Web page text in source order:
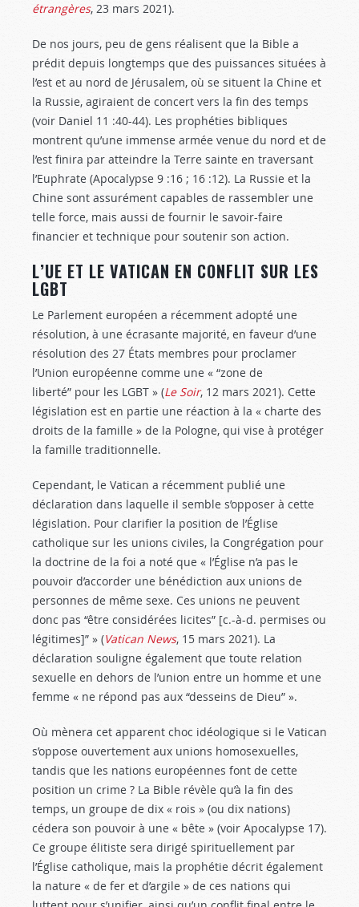
étrangères, 23 mars 2021).
De nos jours, peu de gens réalisent que la Bible a
prédit depuis longtemps que des puissances situées à
l’est et au nord de Jérusalem, où se situent la Chine et
la Russie, agiraient de concert vers la fin des temps
(voir Daniel 11 :40-44). Les prophéties bibliques
montrent qu’une immense armée venue du nord et de
l’est finira par atteindre la Terre sainte en traversant
l’Euphrate (Apocalypse 9 :16 ; 16 :12). La Russie et la
Chine sont assurément capables de rassembler une
telle force, mais aussi de fournir le savoir-faire
financier et technique pour soutenir son action.
L’UE ET LE VATICAN EN CONFLIT SUR LES
LGBT
Le Parlement européen a récemment adopté une
résolution, à une écrasante majorité, en faveur d’une
résolution des 27 États membres pour proclamer
l’Union européenne comme une « “zone de
liberté” pour les LGBT » (Le Soir, 12 mars 2021). Cette
législation est en partie une réaction à la « charte des
droits de la famille » de la Pologne, qui vise à protéger
la famille traditionnelle.
Cependant, le Vatican a récemment publié une
déclaration dans laquelle il semble s’opposer à cette
législation. Pour clarifier la position de l’Église
catholique sur les unions civiles, la Congrégation pour
la doctrine de la foi a noté que « l’Église n’a pas le
pouvoir d’accorder une bénédiction aux unions de
personnes de même sexe. Ces unions ne peuvent
donc pas “être considérées licites” [c.-à-d. permises ou
légitimes]” » (Vatican News, 15 mars 2021). La
déclaration souligne également que toute relation
sexuelle en dehors de l’union entre un homme et une
femme « ne répond pas aux “desseins de Dieu” ».
Où mènera cet apparent choc idéologique si le Vatican
s’oppose ouvertement aux unions homosexuelles,
tandis que les nations européennes font de cette
position un crime ? La Bible révèle qu’à la fin des
temps, un groupe de dix « rois » (ou dix nations)
cédera son pouvoir à une « bête » (voir Apocalypse 17).
Ce groupe élitiste sera dirigé spirituellement par
l’Église catholique, mais la prophétie décrit également
la nature « de fer et d’argile » de ces nations qui